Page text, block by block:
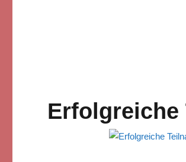
Erfolgreiche